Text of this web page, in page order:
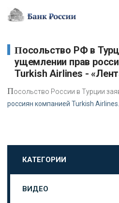
Посольство РФ в Турции заявило об
ущемлении прав
Turkish Airlines -
Посольство России в Турции
россиян компанией Turkish
КАТЕГОРИИ
ВИДЕО